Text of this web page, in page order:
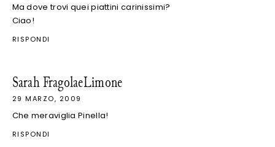
Ma dove trovi quei piattini carinissimi?
Ciao!
RISPONDI
Sarah FragolaeLimone
29 MARZO, 2009
Che meraviglia Pinella!
RISPONDI